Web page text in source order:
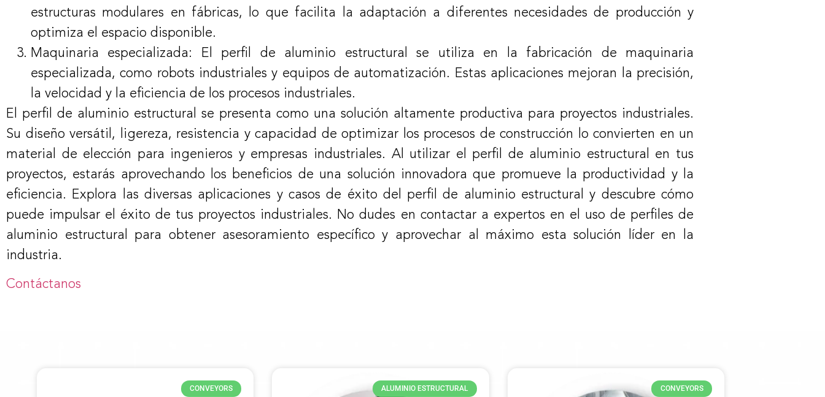
estructuras modulares en fábricas, lo que facilita la adaptación a diferentes necesidades de producción y
optimiza el espacio disponible.
Maquinaria especializada: El perfil de aluminio estructural se utiliza en la fabricación de maquinaria
especializada, como robots industriales y equipos de automatización. Estas aplicaciones mejoran la precisión,
la velocidad y la eficiencia de los procesos industriales.
El perfil de aluminio estructural se presenta como una solución altamente productiva para proyectos industriales.
Su diseño versátil, ligereza, resistencia y capacidad de optimizar los procesos de construcción lo convierten en un
material de elección para ingenieros y empresas industriales. Al utilizar el perfil de aluminio estructural en tus
proyectos, estarás aprovechando los beneficios de una solución innovadora que promueve la productividad y la
eficiencia. Explora las diversas aplicaciones y casos de éxito del perfil de aluminio estructural y descubre cómo
puede impulsar el éxito de tus proyectos industriales. No dudes en contactar a expertos en el uso de perfiles de
aluminio estructural para obtener asesoramiento específico y aprovechar al máximo esta solución líder en la
industria.
Contáctanos
CONVEYORS ALUMINIO ESTRUCTURAL CONVEYORS